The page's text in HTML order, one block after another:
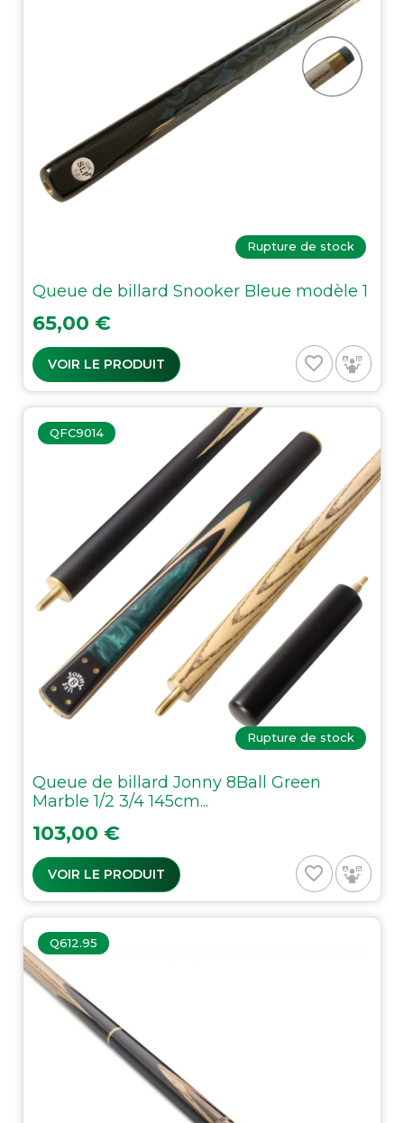
Rupture de stock
Queue de billard Snooker Bleue modèle 1
Prix
65,00 €
VOIR LE PRODUIT favorite_border
QFC9014
Rupture de stock
Queue de billard Jonny 8Ball Green
Marble 1/2 3/4 145cm...
Prix
103,00 €
VOIR LE PRODUIT favorite_border
Q612.95